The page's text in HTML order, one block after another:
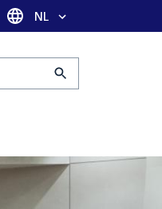
Taal selectie
NL